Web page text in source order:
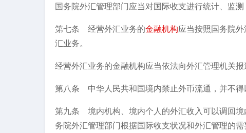
国务院外汇管理部门应当对国际收支进行统计、监测
第七条 经营外汇业务的金融机构应当按照国务院
汇业务。
经营外汇业务的金融机构应当依法向外汇管理机关报
第八条 中华人民共和国境内禁止外币流通，并不得
第九条 境内机构、境内个人的外汇收入可以调回
务院外汇管理部门根据国际收支状况和外汇管理的需